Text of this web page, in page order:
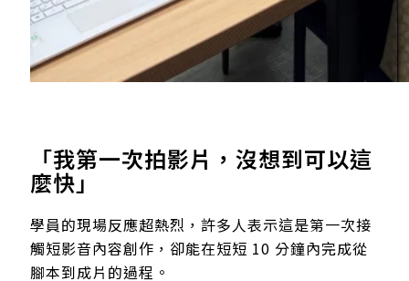
「我第一次拍影片，沒想到可以這
麼快」
學員的現場反應超熱烈，許多人表示這是第一次接
觸短影音內容創作，卻能在短短 10 分鐘內完成從
腳本到成片的過程。